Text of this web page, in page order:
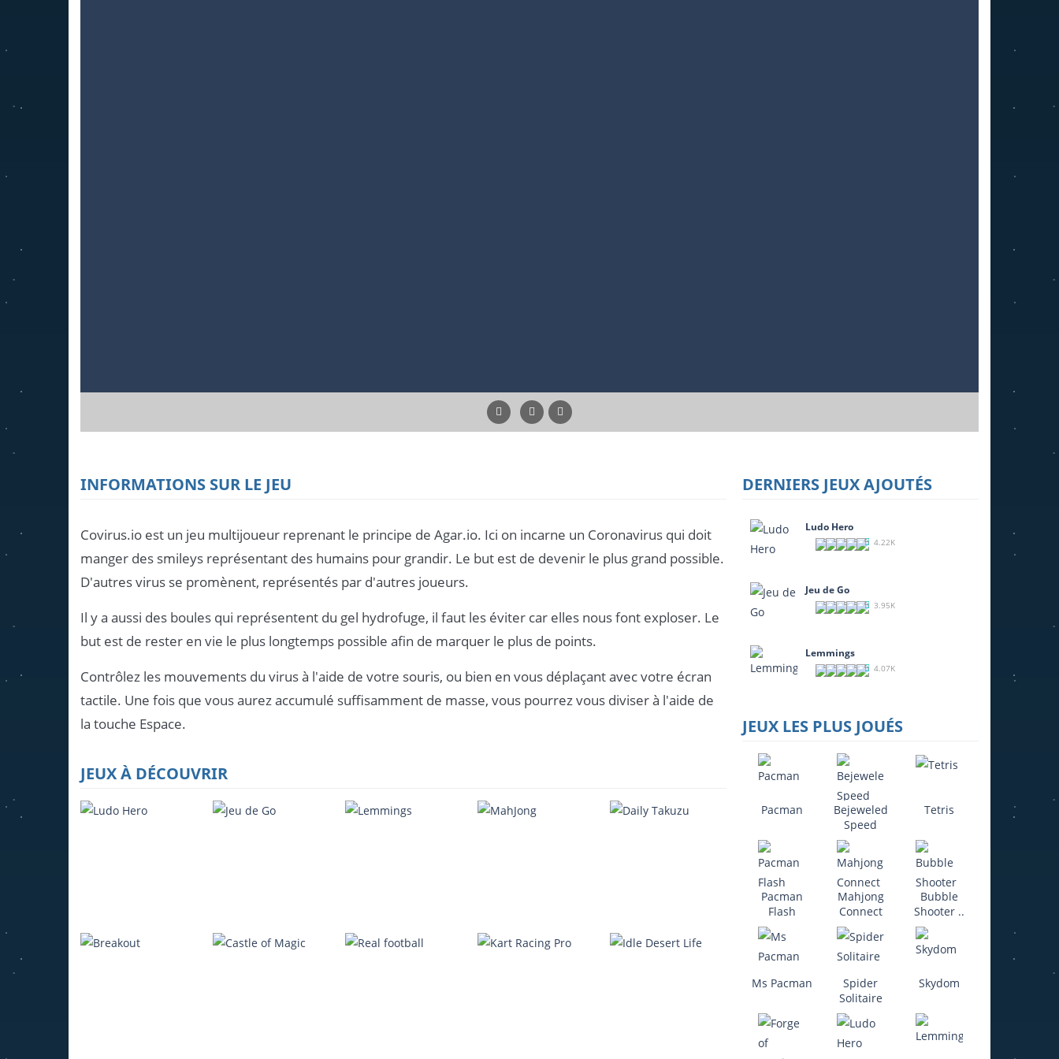
INFORMATIONS SUR LE JEU
Covirus.io est un jeu multijoueur reprenant le principe de Agar.io. Ici on incarne un Coronavirus qui doit
manger des smileys représentant des humains pour grandir. Le but est de devenir le plus grand possible.
D'autres virus se promènent, représentés par d'autres joueurs.
Il y a aussi des boules qui représentent du gel hydrofuge, il faut les éviter car elles nous font exploser. Le
but est de rester en vie le plus longtemps possible afin de marquer le plus de points.
Contrôlez les mouvements du virus à l'aide de votre souris, ou bien en vous déplaçant avec votre écran
tactile. Une fois que vous aurez accumulé suffisamment de masse, vous pourrez vous diviser à l'aide de
la touche Espace.
JEUX À DÉCOUVRIR
DERNIERS JEUX AJOUTÉS
Ludo Hero
4.22K
Jeu de Go
3.95K
Lemmings
4.07K
JEUX LES PLUS JOUÉS
Pacman
Bejeweled
Speed
Tetris
Pacman
Flash
Mahjong
Connect
Bubble
Shooter ..
Ms Pacman
Spider
Solitaire
Skydom